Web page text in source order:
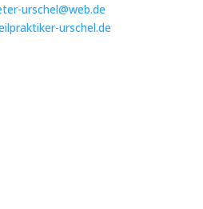
urschel@web.de
urschel.de